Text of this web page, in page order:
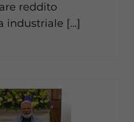
reddito
industriale […]